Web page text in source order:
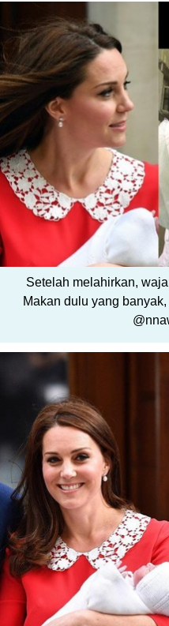
Setelah melahirkan,
Makan dulu yang